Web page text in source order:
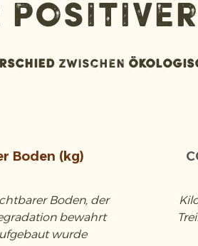
zwischen
Boden (kg)
Boden, der
bewahrt
wurde